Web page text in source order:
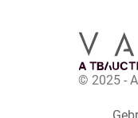
© 2025 -